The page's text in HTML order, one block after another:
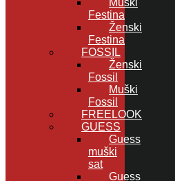
Festina
Ženski
Festina
FOSSIL
Ženski
Fossil
Muški
Fossil
FREELOOK
GUESS
Guess
muški
sat
Guess